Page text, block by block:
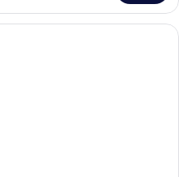
Bungalow, 1 soverom, peis | 1